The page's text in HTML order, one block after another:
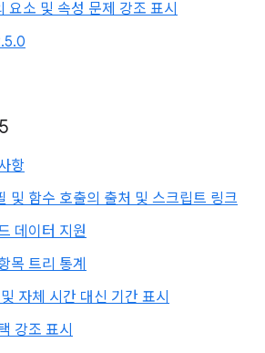
소 및 속성 문제 강조 표시
항
및 함수 호출의 출처 및 스크립트 링크
데이터 지원
목 트리 통계
자체 시간 대신 기간 표시
강조 표시